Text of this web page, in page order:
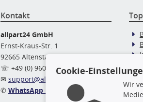
Kontakt
allpart24 GmbH
Ernst-Kraus-Str. 1
92665 Altenstadt
☏ +49 (0) 9602 / 9 42 49 46
✉ support@allpart24.de
✆ WhatsApp Nachricht
Cookie-
Wir